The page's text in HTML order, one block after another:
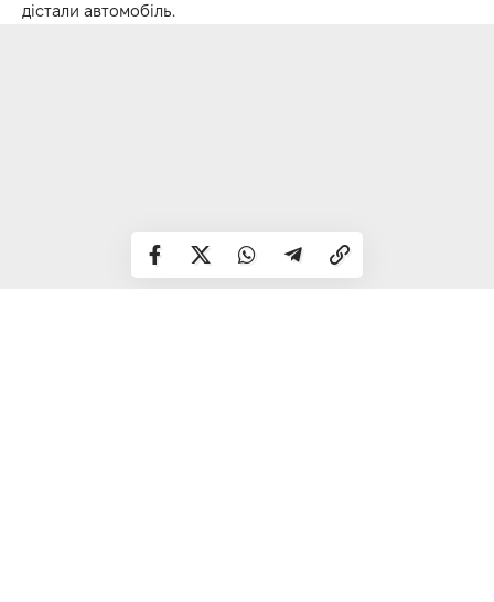
дістали автомобіль.